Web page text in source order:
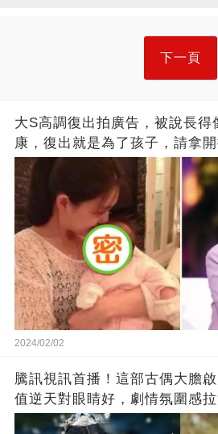
下一頁
大S高調復出拍廣告，被說長得
康，復出就是為了孩子，請拿
2024/02/02
騰訊視訊首播！這部古偶大膽
值逆天對眼睛好，劇情氛圍感